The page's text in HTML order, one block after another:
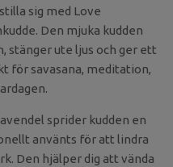
sig med Love
Den mjuka kudden
stänger ute ljus och ger ett
för savasana, meditation,
sprider kudden en
använts för att lindra
Den hjälper dig att vända